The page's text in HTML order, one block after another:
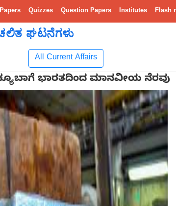
Quizzes Question Papers Institutes Flash
ಘಟನೆಗಳು
All Current Affairs
ಭಾರತದಿಂದ ಮಾನವೀಯ ನೆರವು